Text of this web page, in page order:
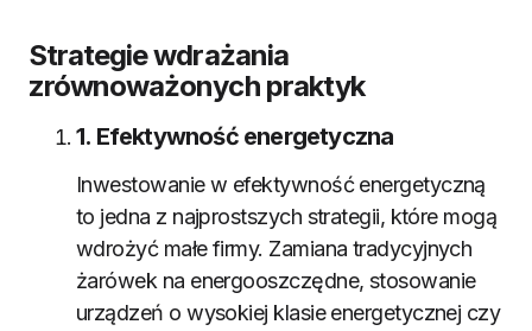
Strategie wdrażania
zrównoważonych praktyk
1. Efektywność energetyczna
Inwestowanie w efektywność energetyczną
to jedna z najprostszych strategii, które mogą
wdrożyć małe firmy. Zamiana tradycyjnych
żarówek na energooszczędne, stosowanie
urządzeń o wysokiej klasie energetycznej czy